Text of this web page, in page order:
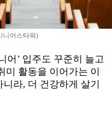
니어스타워)
어’ 입주도 꾸준히 늘고
활동을 이어가는 이
라, 더 건강하게 살기